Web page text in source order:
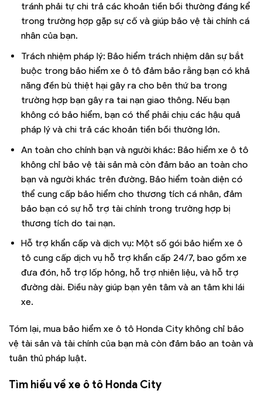
tránh phải tự chi trả các khoản tiền bồi thường đáng kể
trong trường hợp gặp sự cố và giúp bảo vệ tài chính cá
nhân của bạn.
Trách nhiệm pháp lý: Bảo hiểm trách nhiệm dân sự bắt
buộc trong bảo hiểm xe ô tô đảm bảo rằng bạn có khả
năng đền bù thiệt hại gây ra cho bên thứ ba trong
trường hợp bạn gây ra tai nạn giao thông. Nếu bạn
không có bảo hiểm, bạn có thể phải chịu các hậu quả
pháp lý và chi trả các khoản tiền bồi thường lớn.
An toàn cho chính bạn và người khác: Bảo hiểm xe ô tô
không chỉ bảo vệ tài sản mà còn đảm bảo an toàn cho
bạn và người khác trên đường. Bảo hiểm toàn diện có
thể cung cấp bảo hiểm cho thương tích cá nhân, đảm
bảo bạn có sự hỗ trợ tài chính trong trường hợp bị
thương tích do tai nạn.
Hỗ trợ khẩn cấp và dịch vụ: Một số gói bảo hiểm xe ô
tô cung cấp dịch vụ hỗ trợ khẩn cấp 24/7, bao gồm xe
đưa đón, hỗ trợ lốp hỏng, hỗ trợ nhiên liệu, và hỗ trợ
đường dài. Điều này giúp bạn yên tâm và an tâm khi lái
xe.
Tóm lại, mua bảo hiểm xe ô tô Honda City không chỉ bảo
vệ tài sản và tài chính của bạn mà còn đảm bảo an toàn và
tuân thủ pháp luật.
Tìm hiểu về xe ô tô Honda City